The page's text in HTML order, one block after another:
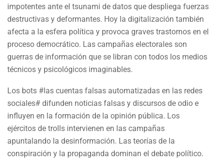
impotentes ante el tsunami de datos que despliega fuerzas
destructivas y deformantes. Hoy la digitalización también
afecta a la esfera política y provoca graves trastornos en el
proceso democrático. Las campañas electorales son
guerras de información que se libran con todos los medios
técnicos y psicológicos imaginables.
Los bots #las cuentas falsas automatizadas en las redes
sociales# difunden noticias falsas y discursos de odio e
influyen en la formación de la opinión pública. Los
ejércitos de trolls intervienen en las campañas
apuntalando la desinformación. Las teorías de la
conspiración y la propaganda dominan el debate político.